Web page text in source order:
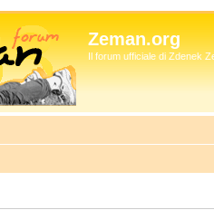
Zeman.org
Il forum ufficiale di Zdenek